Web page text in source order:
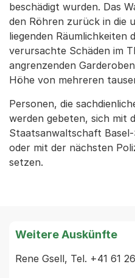
beschädigt wurden. Das
den Röhren zurück in die
liegenden Räumlichkeiten
verursachte Schäden im
angrenzenden
Höhe von mehreren
Personen, die
werden gebeten, sich mit
Staatsanwaltschaft Basel-
oder mit der nächsten
setzen.
Weitere Auskünfte
Rene Gsell, Tel. +41 61